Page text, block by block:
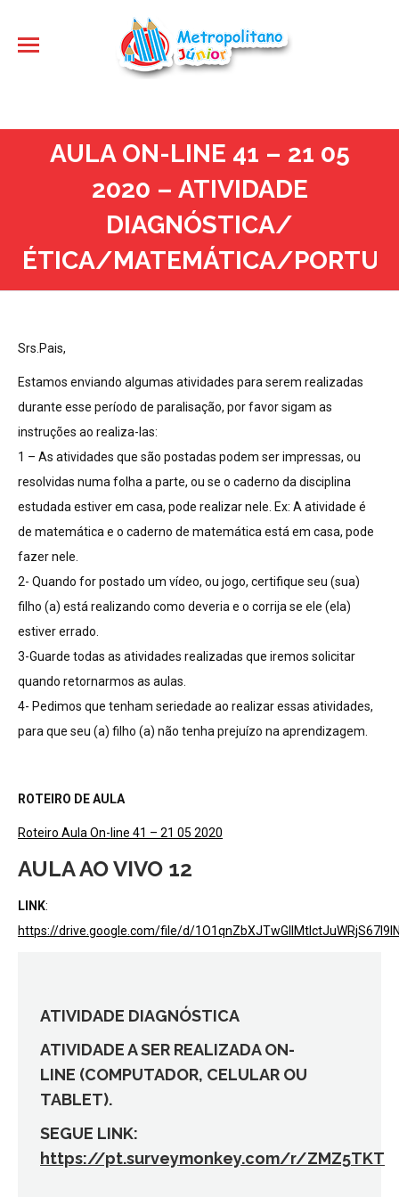
AULA ON-LINE 41 – 21 05
2020 – ATIVIDADE
DIAGNÓSTICA/
ÉTICA/MATEMÁTICA/
Srs.Pais,
Estamos enviando algumas atividades para serem realizadas
durante esse período de paralisação, por favor sigam as
instruções ao realiza-las:
1 – As atividades que são postadas podem ser impressas, ou
resolvidas numa folha a parte, ou se o caderno da disciplina
estudada estiver em casa, pode realizar nele. Ex: A atividade é
de matemática e o caderno de matemática está em casa, pode
fazer nele.
2- Quando for postado um vídeo, ou jogo, certifique seu (sua)
filho (a) está realizando como deveria e o corrija se ele (ela)
estiver errado.
3-Guarde todas as atividades realizadas que iremos solicitar
quando retornarmos as aulas.
4- Pedimos que tenham seriedade ao realizar essas atividades,
para que seu (a) filho (a) não tenha prejuízo na aprendizagem.
ROTEIRO DE AULA
Roteiro Aula On-line 41 – 21 05 2020
AULA AO VIVO 12
LINK:
https://drive.google.com/file/d/
ATIVIDADE DIAGNÓSTICA
ATIVIDADE A SER REALIZADA ON-
LINE (COMPUTADOR, CELULAR OU
TABLET).
SEGUE LINK:
https://pt.surveymonkey.com/r/ZMZ5TKT